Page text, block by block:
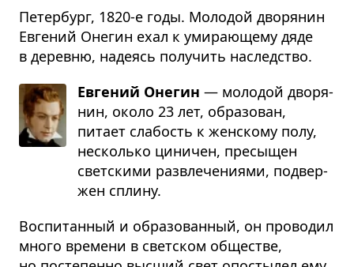
Петербург, 1820-е годы. Молодой дворянин
Евгений Онегин ехал к умирающему дяде
в деревню, надеясь получить наследство.
Евгений Онегин — моло­дой дво­ря­
нин, около 23 лет, обра­зо­ван,
питает сла­бость к жен­скому полу,
несколько цини­чен, пре­сы­щен
свет­скими раз­вле­че­ни­ями, под­вер­
жен сплину.
Воспитанный и образованный, он проводил
много времени в светском обществе,